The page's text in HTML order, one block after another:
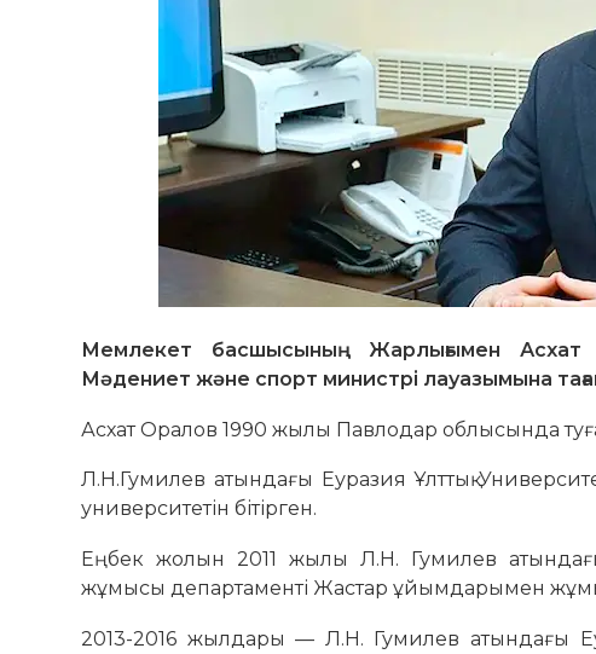
Мемлекет басшысының Жарлығымен Асхат
Мәдениет және спорт министрі лауазымына
Асхат Оралов 1990 жылы Павлодар облысында
Л.Н.Гумилев атындағы Еуразия Ұлттық
университетін бітірген.
Еңбек жолын 2011 жылы Л.Н. Гумилев атындағы
жұмысы департаменті Жастар ұйымдарымен
2013-2016 жылдары — Л.Н. Гумилев атындағы